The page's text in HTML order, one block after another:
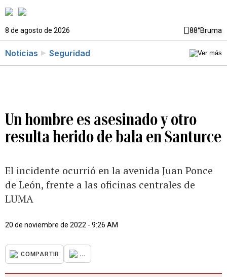
8 de agosto de 2026 88°Bruma
Noticias Seguridad
Un hombre es asesinado y otro
resulta herido de bala en Santurce
El incidente ocurrió en la avenida Juan Ponce
de León, frente a las oficinas centrales de
LUMA
20 de noviembre de 2022 - 9:26 AM
COMPARTIR ...